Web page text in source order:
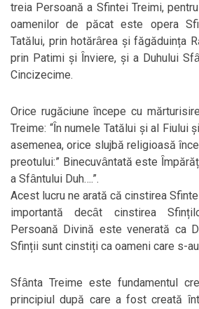
treia Persoană a Sfintei Treimi,
oamenilor de păcat este opera
Tatălui, prin hotărȃrea și făgăduința
prin Patimi și Ȋnviere, și a Duhului
Cincizecime.
Orice rugăciune ȋncepe cu
Treime: “Ȋn numele Tatălui și al Fiului
asemenea, orice slujbă religioasă
preotului:” Binecuvȃntată este
a Sfȃntului Duh….”.
Acest lucru ne arată că cinstirea
importantă decȃt cinstirea
Persoană Divină este venerată ca
Sfinții sunt cinstiți ca oameni care s-
Sfȃnta Treime este fundamentul
principiul după care a fost creată